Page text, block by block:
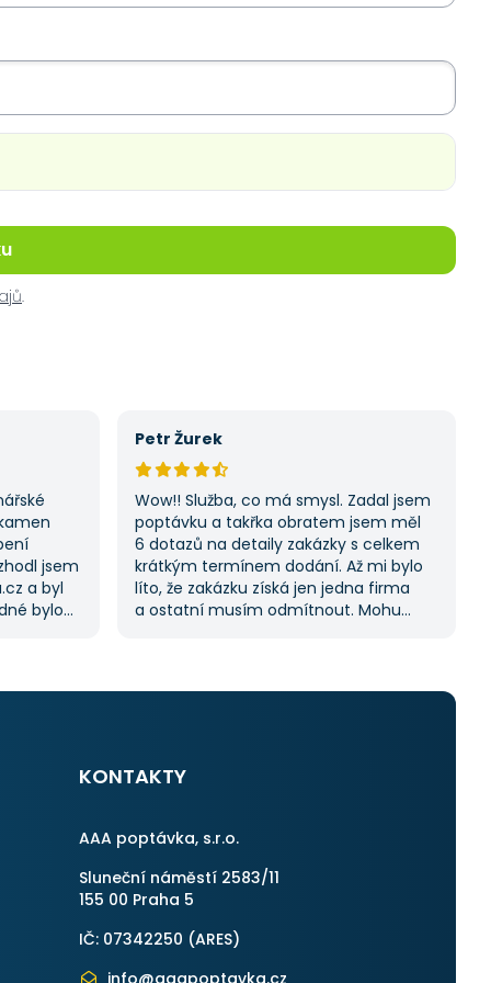
.
jsem
a byl
bylo
Petr Žurek
Wow!! Služba, co má smysl. Zadal jsem
poptávku a takřka obratem jsem měl
6 dotazů na detaily zakázky s celkem
krátkým termínem dodání. Až mi bylo
líto, že zakázku získá jen jedna firma
a ostatní musím odmítnout. Mohu
začněte tady :-)
KONTAKTY
AAA poptávka, s.r.o.
Sluneční náměstí 2583/11
155 00 Praha 5
IČ: 07342250 (ARES)
info@aaapoptavka.cz